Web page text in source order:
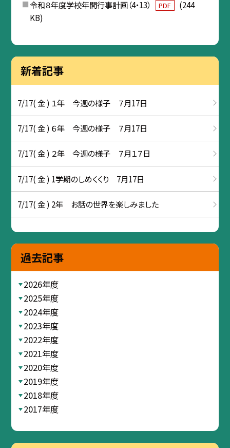
令和８年度学校年間行事計画（4・13） PDF
(244
KB)
新着記事
7/17( 金 ) １年 今週の様子 ７月17日
7/17( 金 ) ６年 今週の様子 ７月17日
7/17( 金 ) ２年 今週の様子 ７月１７日
7/17( 金 ) 1学期のしめくくり 7月17日
7/17( 金 ) 2年 お話の世界を楽しみました
過去記事
2026年度
2025年度
2024年度
2023年度
2022年度
2021年度
2020年度
2019年度
2018年度
2017年度